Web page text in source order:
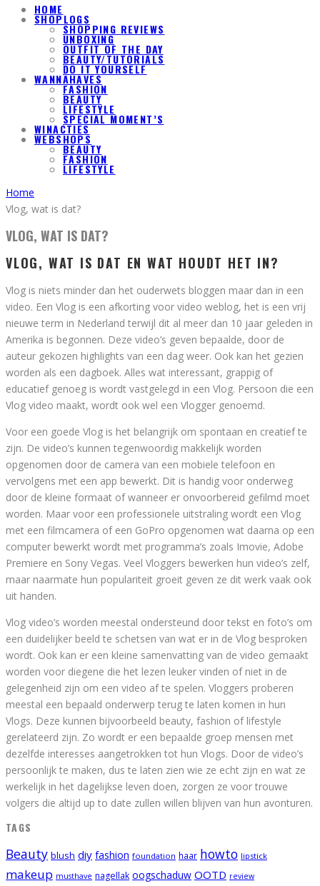
HOME
SHOPLOGS
SHOPPING REVIEWS
UNBOXING
OUTFIT OF THE DAY
BEAUTY/TUTORIALS
DO IT YOURSELF
WANNAHAVES
FASHION
BEAUTY
LIFESTYLE
SPECIAL MOMENT’S
WINACTIES
WEBSHOPS
BEAUTY
FASHION
LIFESTYLE
Home
Vlog, wat is dat?
VLOG, WAT IS DAT?
VLOG, WAT IS DAT EN WAT HOUDT HET IN?
Vlog is niets minder dan het ouderwets bloggen maar dan in een
video. Een Vlog is een afkorting voor video weblog, het is een vrij
nieuwe term in Nederland terwijl dit al meer dan 10 jaar geleden in
Amerika is begonnen. Deze video’s geven bepaalde, door de
auteur gekozen highlights van een dag weer. Ook kan het gezien
worden als een dagboek. Alles wat interessant, grappig of
educatief genoeg is wordt vastgelegd in een Vlog. Persoon die een
Vlog video maakt, wordt ook wel een Vlogger genoemd.
Voor een goede Vlog is het belangrijk om spontaan en creatief te
zijn. De video’s kunnen tegenwoordig makkelijk worden
opgenomen door de camera van een mobiele telefoon en
vervolgens met een app bewerkt. Dit is handig voor onderweg
door de kleine formaat of wanneer er onvoorbereid gefilmd moet
worden. Maar voor een professionele uitstraling wordt een Vlog
met een filmcamera of een GoPro opgenomen wat daarna op een
computer bewerkt wordt met programma’s zoals Imovie, Adobe
Premiere en Sony Vegas. Veel Vloggers bewerken hun video’s zelf,
maar naarmate hun populariteit groeit geven ze dit werk vaak ook
uit handen.
Vlog video’s worden meestal ondersteund door tekst en foto’s om
een duidelijker beeld te schetsen van wat er in de Vlog besproken
wordt. Ook kan er een kleine samenvatting van de video gemaakt
worden voor diegene die het lezen leuker vinden of niet in de
gelegenheid zijn om een video af te spelen. Vloggers proberen
meestal een bepaald onderwerp terug te laten komen in hun
Vlogs. Deze kunnen bijvoorbeeld beauty, fashion of lifestyle
gerelateerd zijn. Zo wordt er een bepaalde groep mensen met
dezelfde interesses aangetrokken tot hun Vlogs. Door de video’s
persoonlijk te maken, dus te laten zien wie ze echt zijn en wat ze
werkelijk in het dagelijkse leven doen, zorgen ze voor trouwe
volgers die altijd up to date zullen willen blijven van hun avonturen.
TAGS
Beauty blush diy fashion foundation haar howto lipstick
makeup musthave nagellak oogschaduw OOTD review